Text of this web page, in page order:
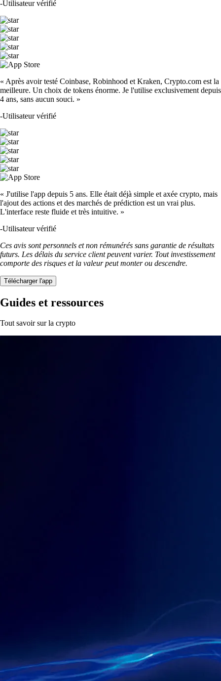
-Utilisateur vérifié
« Après avoir testé Coinbase, Robinhood et Kraken, Crypto.com est la
meilleure. Un choix de tokens énorme. Je l'utilise exclusivement depuis
4 ans, sans aucun souci. »
-Utilisateur vérifié
« J'utilise l'app depuis 5 ans. Elle était déjà simple et axée crypto, mais
l'ajout des actions et des marchés de prédiction est un vrai plus.
L'interface reste fluide et très intuitive. »
-Utilisateur vérifié
Ces avis sont personnels et non rémunérés sans garantie de résultats
futurs. Les délais du service client peuvent varier. Tout investissement
comporte des risques et la valeur peut monter ou descendre.
Télécharger l'app
Guides et ressources
Tout savoir sur la crypto